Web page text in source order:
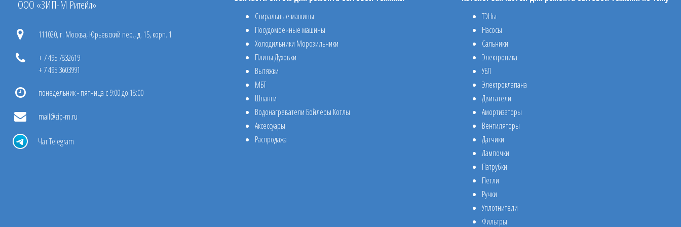
ООО «ЗИП-М Ритейл»
111020, г. Москва, Юрьевский пер., д. 15, корп. 1
+ 7 495 7832619
+ 7 495 3603991
понедельник - пятница с 9:00 до 18:00
mail@zip-m.ru
Чат Telegram
Стиральные машины
Посудомоечные машины
Холодильники Морозильники
Плиты Духовки
Вытяжки
МБТ
Шланги
Водонагреватели Бойлеры Котлы
Аксессуары
Распродажа
ТЭНы
Насосы
Сальники
Электроника
УБЛ
Электроклапана
Двигатели
Амортизаторы
Вентиляторы
Датчики
Лампочки
Патрубки
Петли
Ручки
Уплотнители
Фильтры